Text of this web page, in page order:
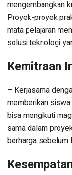
mengembangkan
Proyek-proyek
mata pelajaran
solusi teknologi
Kemitraan
– Kerjasama
memberikan
bisa mengikuti
sama dalam
berharga sebelum